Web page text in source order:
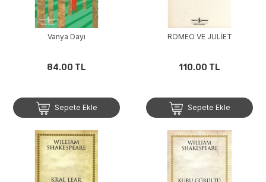
Vanya Dayı
84.00 TL
Sepete Ekle
ROMEO VE JULİET
110.00 TL
Sepete Ekle